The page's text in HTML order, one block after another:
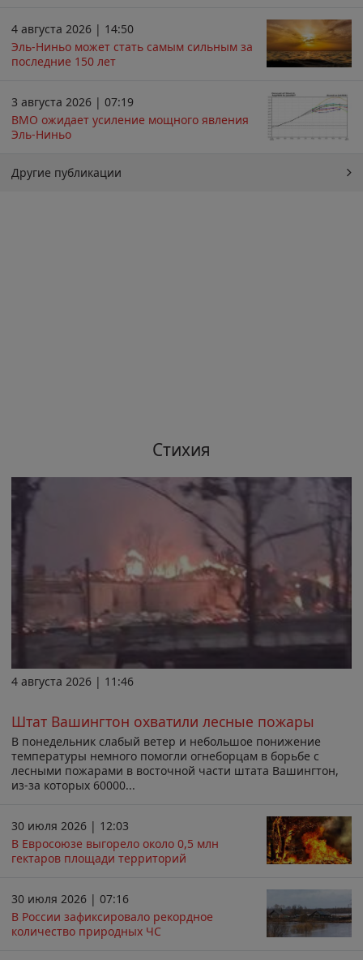
4 августа 2026 | 14:50
Эль-Ниньо может стать самым сильным за
последние 150 лет
3 августа 2026 | 07:19
ВМО ожидает усиление мощного явления
Эль-Ниньо
Другие публикации
Стихия
4 августа 2026 | 11:46
Штат Вашингтон охватили лесные пожары
В понедельник слабый ветер и небольшое понижение
температуры немного помогли огнеборцам в борьбе с
лесными пожарами в восточной части штата Вашингтон,
из-за которых 60000...
30 июля 2026 | 12:03
В Евросоюзе выгорело около 0,5 млн
гектаров площади территорий
30 июля 2026 | 07:16
В России зафиксировало рекордное
количество природных ЧС